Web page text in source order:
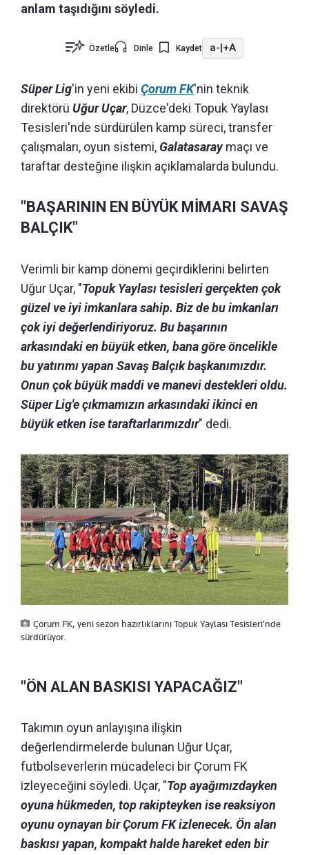
anlam taşıdığını söyledi.
Özetle Dinle Kaydet a-|+A
Süper Lig'in yeni ekibi Çorum FK'nin teknik
direktörü Uğur Uçar, Düzce'deki Topuk Yaylası
Tesisleri'nde sürdürülen kamp süreci, transfer
çalışmaları, oyun sistemi, Galatasaraymaçı ve
taraftar desteğine ilişkin açıklamalarda bulundu.
"BAŞARININ EN BÜYÜK MİMARI SAVAŞ
BALÇIK"
Verimli bir kamp dönemi geçirdiklerini belirten
Uğur Uçar, "Topuk Yaylası tesisleri gerçekten çok
güzel ve iyi imkanlara sahip. Biz de bu imkanları
çok iyi değerlendiriyoruz. Bu başarının
arkasındaki en büyük etken, bana göre öncelikle
bu yatırımı yapan Savaş Balçık başkanımızdır.
Onun çok büyük maddi ve manevi destekleri oldu.
Süper Lig'e çıkmamızın arkasındaki ikinci en
büyük etken ise taraftarlarımızdır" dedi.
Çorum FK, yeni sezon hazırlıklarını Topuk Yaylası Tesisleri'nde
sürdürüyor.
"ÖN ALAN BASKISI YAPACAĞIZ"
Takımın oyun anlayışına ilişkin
değerlendirmelerde bulunan Uğur Uçar,
futbolseverlerin mücadeleci bir Çorum FK
izleyeceğini söyledi. Uçar, "Top ayağımızdayken
oyuna hükmeden, top rakipteyken ise reaksiyon
oyunu oynayan bir Çorum FK izlenecek. Ön alan
baskısı yapan, kompakt halde hareket eden bir